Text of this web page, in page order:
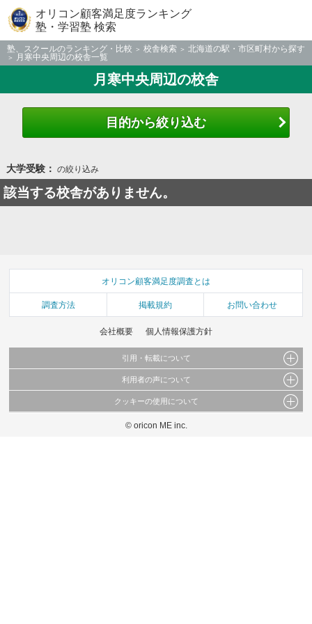
オリコン顧客満足度ランキング
塾・学習塾 検索
塾、スクールのランキング・比較 校舎検索
北海道の駅・市区町村から探す
月寒中央周辺の校舎一覧
月寒中央周辺の校舎
目的から絞り込む
大学受験： の絞り込み
該当する校舎がありません。
オリコン顧客満足度調査とは
調査方法 掲載規約 お問い合わせ
会社概要 個人情報保護方針
引用・転載について
当サイトで公開されている情報（文字、写真、イラスト、画像データ等）及びこれらの配
これらの情報を権利者の許可なく無断転載・複製などの二次利用を行うことは固く禁じて
利用者の声について
当サイトに掲載している内容はすべてサービスの利用者が提出された見解・感想です。
弊社の見解・ 意見ではないことをご理解いただいた上でご覧ください。
クッキーの使用について
このサイトでは Cookie を使用して、ユーザーに合わせたコンテンツや広告の表示、ソー
© oricon ME inc.